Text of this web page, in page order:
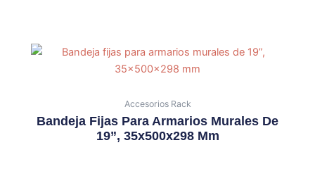
Accesorios Rack
Bandeja Fijas Para Armarios Murales De
19”, 35x500x298 Mm